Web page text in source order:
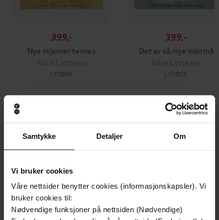
Samtykke Detaljer Om
Vi bruker cookies
Våre nettsider benytter cookies (informasjonskapsler). Vi
bruker cookies til:
Nødvendige funksjoner på nettsiden (Nødvendige)
399,-
Nye stjerner tennes
Alice Lyttkens
LYDBOK
399,-
Det er så mye man må
Alice Lyttkens
LYDBOK
Andre har også kjøpt
Premium
Premium